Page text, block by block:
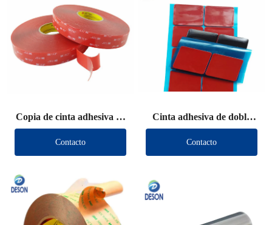
Copia de cinta adhesiva de
doble cara VHB (otra
marca)
Contacto
Cinta adhesiva de doble
cara VHB (otra marca)
Contacto